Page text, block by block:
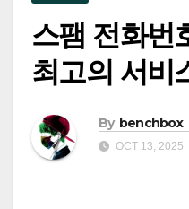
스팸 전화번
최고의 서비
By benchbox
OCT 13, 2025